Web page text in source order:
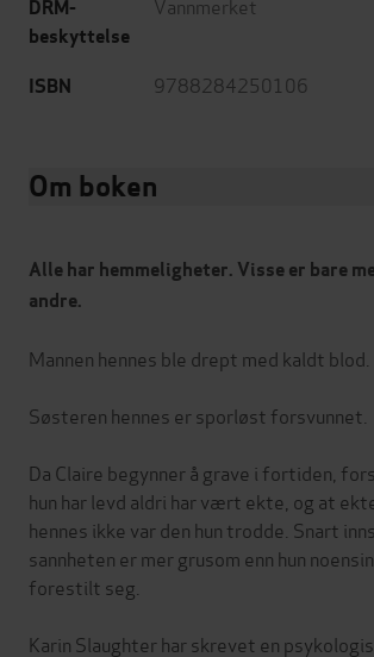
DRM-
beskyttelse
ISBN 9788284250106
Om boken
Alle har hemmeligheter. Visse er bare
andre.
Mannen hennes ble drept med kaldt blod.
Søsteren hennes er sporløst forsvunnet.
Da Claire begynner å grave i fortiden,
hun har levd aldri har vært ekte, og at
hennes ikke var den hun trodde. Snart
sannheten er mer grusom enn hun
forestilt seg.
Karin Slaughter har skrevet en